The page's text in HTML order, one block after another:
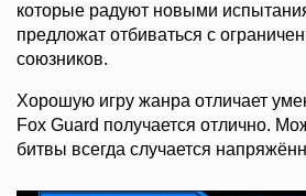
которые радуют новыми
предложат отбиваться с
союзников.
Хорошую игру жанра отличает
Fox Guard получается отлично.
битвы всегда случается